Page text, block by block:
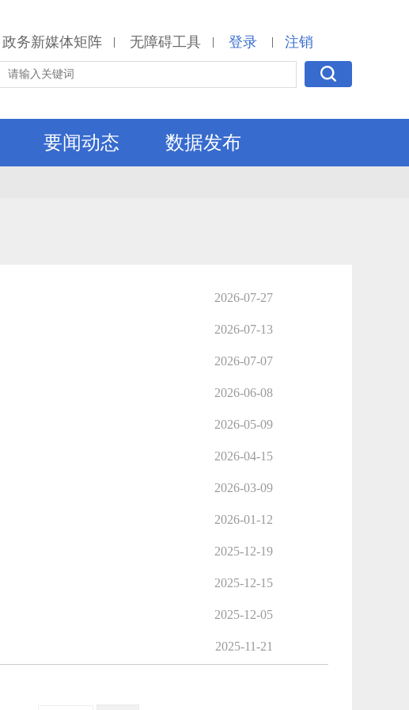
政务新媒体矩阵 | 无障碍工具 | 登录 | 注销
要闻动态 数据发布
2026-07-27
2026-07-13
2026-07-07
2026-06-08
2026-05-09
2026-04-15
2026-03-09
2026-01-12
2025-12-19
2025-12-15
2025-12-05
2025-11-21